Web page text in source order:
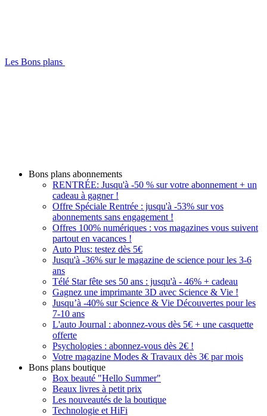
Les Bons plans
Bons plans abonnements
RENTRÉE: Jusqu'à -50 % sur votre abonnement + un
cadeau à gagner !
Offre Spéciale Rentrée : jusqu'à -53% sur vos
abonnements sans engagement !
Offres 100% numériques : vos magazines vous suivent
partout en vacances !
Auto Plus: testez dès 5€
Jusqu'à -36% sur le magazine de science pour les 3-6
ans
Télé Star fête ses 50 ans : jusqu'à - 46% + cadeau
Gagnez une imprimante 3D avec Science & Vie !
Jusqu’à -40% sur Science & Vie Découvertes pour les
7-10 ans
L'auto Journal : abonnez-vous dès 5€ + une casquette
offerte
Psychologies : abonnez-vous dès 2€ !
Votre magazine Modes & Travaux dès 3€ par mois
Bons plans boutique
Box beauté "Hello Summer"
Beaux livres à petit prix
Les nouveautés de la boutique
Technologie et HiFi